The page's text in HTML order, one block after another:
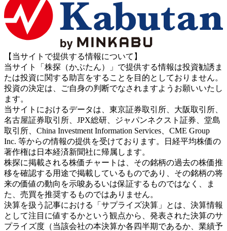
【当サイトで提供する情報について】
当サイト「株探（かぶたん）」で提供する情報は投資勧誘ま
たは投資に関する助言をすることを目的としておりません。
投資の決定は、ご自身の判断でなされますようお願いいたし
ます。
当サイトにおけるデータは、東京証券取引所、大阪取引所、
名古屋証券取引所、JPX総研、ジャパンネクスト証券、堂島
取引所、China Investment Information Services、CME Group
Inc. 等からの情報の提供を受けております。日経平均株価の
著作権は日本経済新聞社に帰属します。
株探に掲載される株価チャートは、その銘柄の過去の株価推
移を確認する用途で掲載しているものであり、その銘柄の将
来の価値の動向を示唆あるいは保証するものではなく、ま
た、売買を推奨するものではありません。
決算を扱う記事における「サプライズ決算」とは、決算情報
として注目に値するかという観点から、発表された決算のサ
プライズ度（当該会社の本決算か各四半期であるか、業績予